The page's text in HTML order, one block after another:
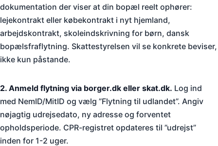
dokumentation der viser at din bopæl reelt ophører:
lejekontrakt eller købekontrakt i nyt hjemland,
arbejdskontrakt, skoleindskrivning for børn, dansk
bopælsfraflytning. Skattestyrelsen vil se konkrete beviser,
ikke kun påstande.
2. Anmeld flytning via borger.dk eller skat.dk. Log ind
med NemID/MitID og vælg ”Flytning til udlandet”. Angiv
nøjagtig udrejsedato, ny adresse og forventet
opholdsperiode. CPR-registret opdateres til ”udrejst”
inden for 1-2 uger.